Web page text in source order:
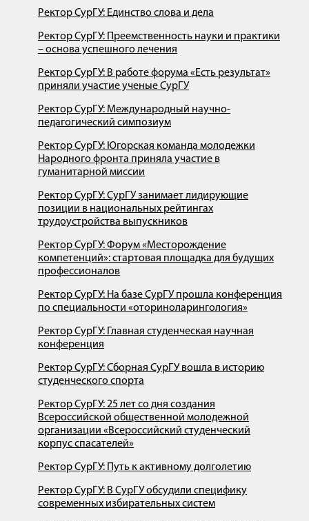
Ректор СурГУ: Единство слова и дела
Ректор СурГУ: Преемственность науки и практики
– основа успешного лечения
Ректор СурГУ: В работе форума «Есть результат»
приняли участие ученые СурГУ
Ректор СурГУ: Международный научно-
педагогический симпозиум
Ректор СурГУ: Югорская команда молодежки
Народного фронта приняла участие в
гуманитарной миссии
Ректор СурГУ: СурГУ занимает лидирующие
позиции в национальных рейтингах
трудоустройства выпускников
Ректор СурГУ: Форум «Месторождение
компетенций»: стартовая площадка для будущих
профессионалов
Ректор СурГУ: На базе СурГУ прошла конференция
по специальности «оториноларингология»
Ректор СурГУ: Главная студенческая научная
конференция
Ректор СурГУ: Сборная СурГУ вошла в историю
студенческого спорта
Ректор СурГУ: 25 лет со дня создания
Всероссийской общественной молодежной
организации «Всероссийский студенческий
корпус спасателей»
Ректор СурГУ: Путь к активному долголетию
Ректор СурГУ: В СурГУ обсудили специфику
современных избирательных систем